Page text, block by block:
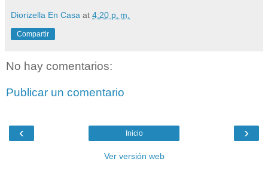
Diorizella En Casa at 4:20 p. m.
Compartir
No hay comentarios:
Publicar un comentario
‹ ›
Inicio
Ver versión web